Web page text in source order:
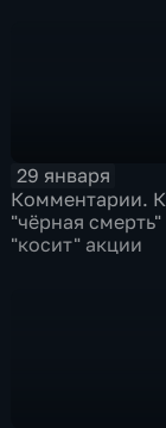
29 января
Комментарии.
"чёрная
"косит" акции